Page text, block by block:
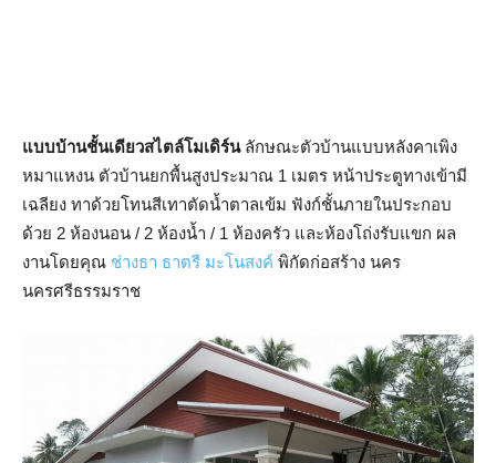
แบบบ้านชั้นเดียวสไตล์โมเดิร์นลักษณะตัวบ้านแบบหลังคาเพิง
หมาแหงน ตัวบ้านยกพื้นสูงประมาณ 1 เมตร หน้าประตูทางเข้ามี
เฉลียง ทาด้วยโทนสีเทาตัดน้ำตาลเข้ม ฟังก์ชั้นภายในประกอบ
ด้วย 2 ห้องนอน / 2 ห้องน้ำ / 1 ห้องครัว และห้องโถ่งรับแขก ผล
งานโดยคุณ ช่างธา ธาตรี มะโนสงค์ พิกัดก่อสร้าง นคร
นครศรีธรรมราช